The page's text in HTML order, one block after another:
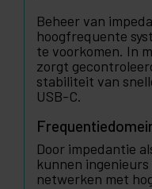
Beheer van
hoogfrequente
te voorkomen. In
zorgt
stabiliteit van
USB-C.
Door impedantie
kunnen
netwerken met